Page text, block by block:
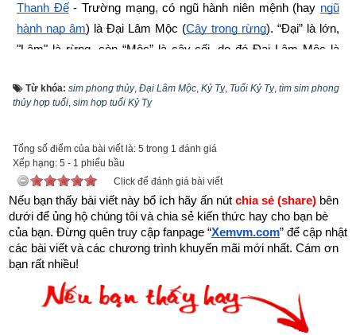
Thanh Ðế - Trường mạng, có ngũ hành niên mệnh (hay ngũ
hành nạp âm) là Đại Lâm Mộc (Cây trong rừng). “Đại” là lớn,
"Lâm" là rừng, còn “Mộc” là cây cối, do đó Đại Lâm Mộc là
Theo bảng tra mệnh cung phi bát trạch
nhóm Tây Tứ Trạch (Tây Tứ Mệnh) nên chọn chồng có cung
mệnh Khôn (Số 2), Càn (Số 6), Đoài (số 7), Cấn (số 8) và các
hướng tốt là Đông Bắc, Chính Tây, Tây Bắc, Tây Nam. Tránh
chọn chồng thuộc nhóm
Đông Tứ Trạch có cung mệnh Khảm
(Số 1), Chấn (số 3), Tốn (số 4), Ly (Số 9) và các hướng xấu là
Chính Bắc, Chính Đông, Chính Nam, Đông Nam.
Xem chi tiết luận tính cách, bảng cửu cung phi tinh, hướng tốt
xấu, Bảng phối cung phi vợ chồng của mệnh mệnh Số 2 – Nhị
Luận giải phong
Từ khóa: sim phong thủy, Đại Lâm Mộc, Kỷ Tỵ, Tuổi Kỷ Tỵ, tìm sim phong
thủy hợp tuổi, sim hợp tuổi Kỷ Tỵ
Tổng số điểm của bài viết là: 5 trong 1 đánh giá
Xếp hạng: 5 - 1 phiếu bầu
Click để đánh giá bài viết
Nếu bạn thấy bài viết này bổ ích hãy ấn nút chia sẻ (share) bên
dưới để ủng hộ chúng tôi và chia sẻ kiến thức hay cho bạn bè
của bạn. Đừng quên truy cập fanpage “Xemvm.com” để cập nhật
các bài viết và các chương trình khuyến mãi mới nhất. Cám ơn
bạn rất nhiều!